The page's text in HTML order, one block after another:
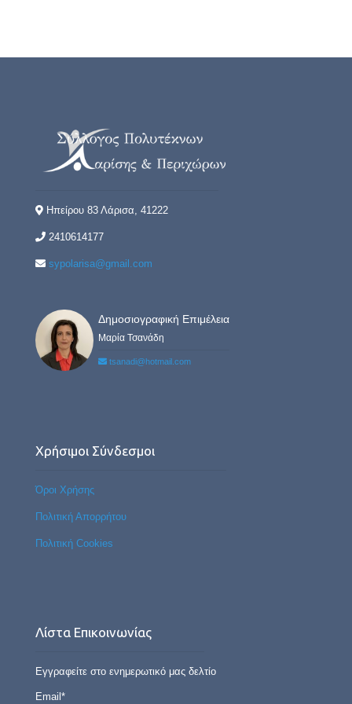
Ηπείρου 83 Λάρισα, 41222
2410614177
sypolarisa@gmail.com
Δημοσιογραφική Επιμέλεια
Μαρία Τσανάδη
tsanadi@hotmail.com
Χρήσιμοι Σύνδεσμοι
Όροι Χρήσης
Πολιτική Απορρήτου
Πολιτική Cookies
Λίστα Επικοινωνίας
Εγγραφείτε στο ενημερωτικό μας δελτίο
Email*